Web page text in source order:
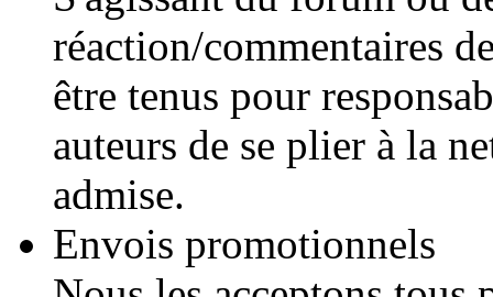
réaction/commentaires
être tenus pour
auteurs de se plier à la
admise.
Envois promotionnels